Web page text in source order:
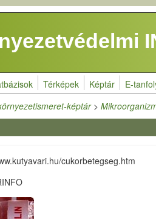
Térképek Képtár E-
képtár>
cukorbetegseg.htm